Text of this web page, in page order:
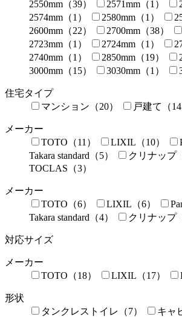
2550mm（39） 2571mm（1）
2574mm（1）
2580mm（1）
2600mm（22）
2700mm（38）
2723mm（1）
2724mm（1）
2740mm（1）
2850mm（19）
3000mm（15）
3030mm（1）
住宅タイプ
マンション（20）
戸建て（14
メーカー
TOTO（11）
LIXIL（10）
Takara standard（5）
クリナップ
TOCLAS（3）
メーカー
TOTO（6）
LIXIL（6）
Takara standard（4）
クリナップ
対応サイズ
メーカー
TOTO（18）
LIXIL（17）
形状
タンクレストイレ（7）
キャ